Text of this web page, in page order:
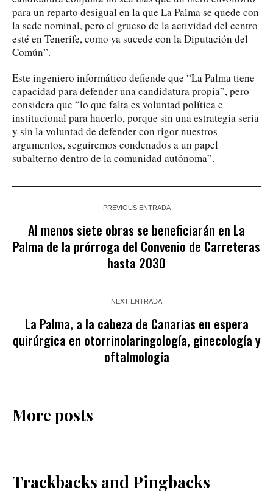
para un reparto desigual en la que La Palma se quede con
la sede nominal, pero el grueso de la actividad del centro
esté en Tenerife, como ya sucede con la Diputación del
Común”.
Este ingeniero informático defiende que “La Palma tiene
capacidad para defender una candidatura propia”, pero
considera que “lo que falta es voluntad política e
institucional para hacerlo, porque sin una estrategia seria
y sin la voluntad de defender con rigor nuestros
argumentos, seguiremos condenados a un papel
subalterno dentro de la comunidad autónoma”.
PREVIOUS ENTRADA
Al menos siete obras se beneficiarán en La
Palma de la prórroga del Convenio de Carreteras
hasta 2030
NEXT ENTRADA
La Palma, a la cabeza de Canarias en espera
quirúrgica en otorrinolaringología, ginecología y
oftalmología
More posts
Trackbacks and Pingbacks